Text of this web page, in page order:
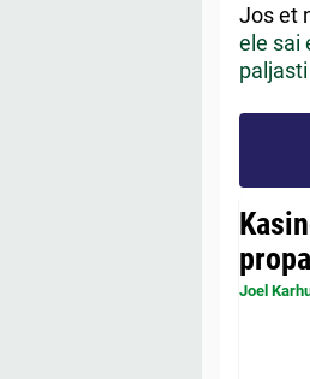
Jos et
ele sai
Joel